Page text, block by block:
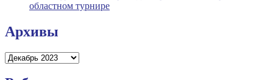
областном турнире
Архивы
Архивы